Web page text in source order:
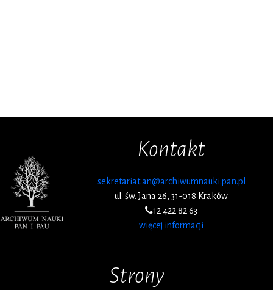
Kontakt
sekretariat.an@archiwumnauki.pan.pl
ul. św. Jana 26, 31-018 Kraków
12 422 82 63
więcej informacji
Strony